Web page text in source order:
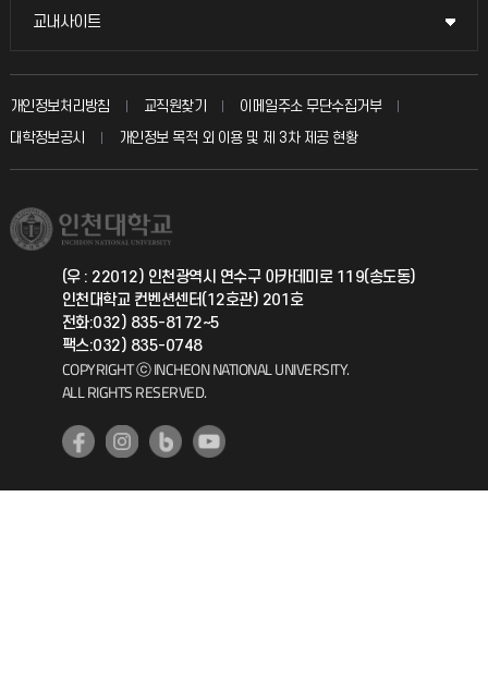
입학안내
취업정보(학생)
칭찬마당
학생서비스 지킴이
국방헬프콜
총동문회
교내사이트
교내사이트
교수회
교육혁신본부
국제지원과
공자아카데미
기초교육원
개인정보처리방침 교직원찾기
이메일주소 무단수집거부
대학정보공시
개인정보 목적 외 이용 및 제 3차 제공 현황
(우 : 22012) 인천광역시 연수구 아카데미로 119(송도동)
인천대학교 컨벤션센터(12호관) 201호
전화:032) 835-8172~5
팩스:032) 835-0748
COPYRIGHT ⓒ INCHEON NATIONAL UNIVERSITY.
ALL RIGHTS RESERVED.